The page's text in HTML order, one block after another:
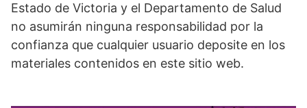
Estado de Victoria y el Departamento de Salud
no asumirán ninguna responsabilidad por la
confianza que cualquier usuario deposite en los
materiales contenidos en este sitio web.